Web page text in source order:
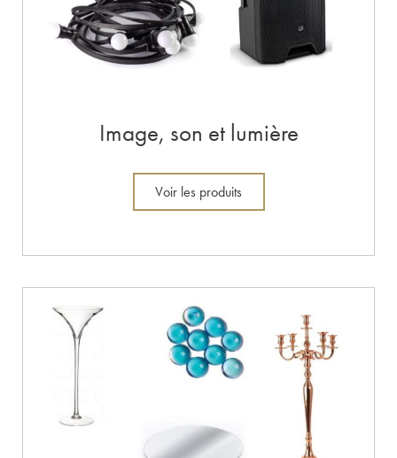
Image, son et lumière
Voir les produits